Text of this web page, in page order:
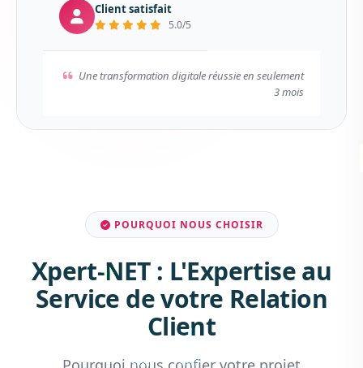
Client satisfait
5.0/5
Une transformation digitale réussie en seulement
3 mois
POURQUOI NOUS CHOISIR
Xpert-NET : L'Expertise au
Service de votre Relation
Client